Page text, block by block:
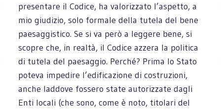
presentare il Codice, ha valorizzato l’aspetto, a
mio giudizio, solo formale della tutela del bene
paesaggistico. Se si va però a leggere bene, si
scopre che, in realtà, il Codice azzera la politica
di tutela del paesaggio. Perché? Prima lo Stato
poteva impedire l’edificazione di costruzioni,
anche laddove fossero state autorizzate dagli
Enti locali (che sono, come è noto, titolari del